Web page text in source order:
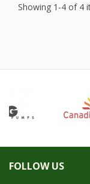
Showing 1-4 of 4
FOLLOW US